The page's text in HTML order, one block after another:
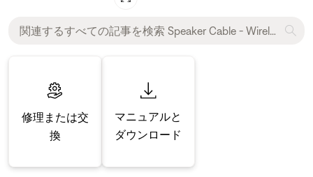
修理または交
換
マニュアルと
ダウンロード